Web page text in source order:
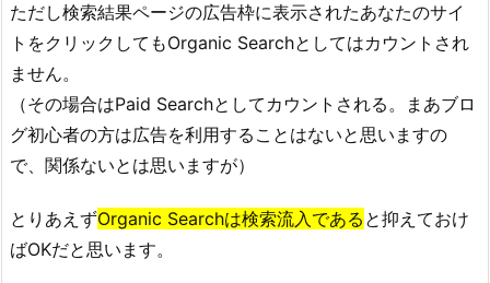
ただし検索結果ページの広告枠に表示されたあなたのサイ
トをクリックしてもOrganic Searchとしてはカウントされ
ません。
（その場合はPaid Searchとしてカウントされる。まあブロ
グ初心者の方は広告を利用することはないと思いますの
で、関係ないとは思いますが）
とりあえずOrganic Searchは検索流入である と抑えておけ
ばOKだと思います。